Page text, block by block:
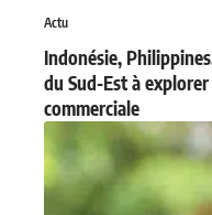
Actu
Indonésie,
du Sud-Est à
commerciale